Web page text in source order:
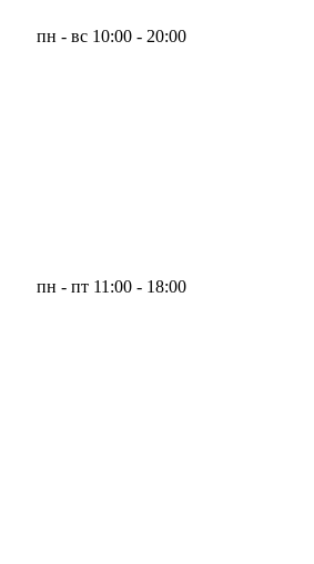
пн - вс 10:00 - 20:00
пн - пт 11:00 - 18:00